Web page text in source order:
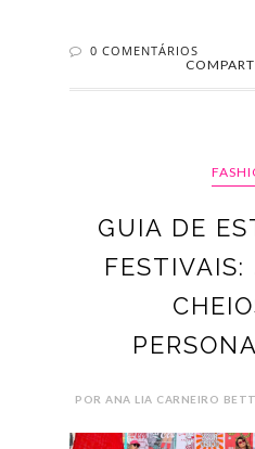
0 COMENTÁRIOS
GUIA DE
POR ANA LIA CARNEIRO